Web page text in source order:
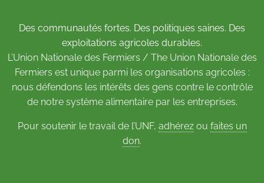
Des communautés fortes. Des politiques saines. Des
exploitations agricoles durables.
L’Union Nationale des Fermiers / The Union Nationale des
Fermiers est unique parmi les organisations agricoles :
nous défendons les intérêts des gens contre le contrôle
de notre système alimentaire par les entreprises.
Pour soutenir le travail de l’UNF, adhérezou faites un
don.